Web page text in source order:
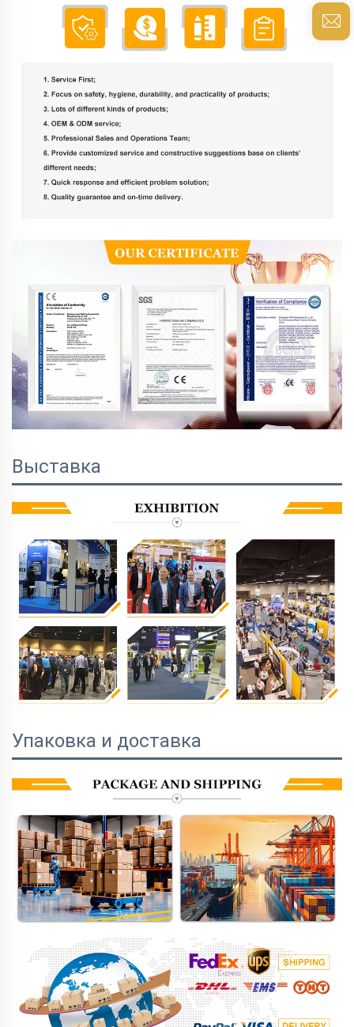
Выставка
Упаковка и доставка